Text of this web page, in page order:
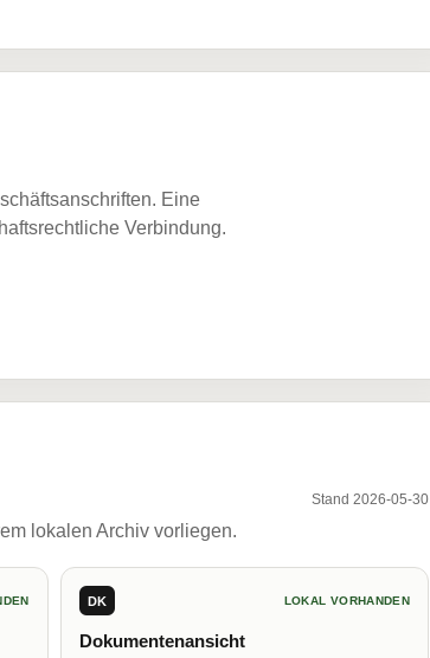
Eine
Verbindung.
Stand 2026-05-30
lokalen Archiv vorliegen.
DK LOKAL VORHANDEN
Dokumentenansicht